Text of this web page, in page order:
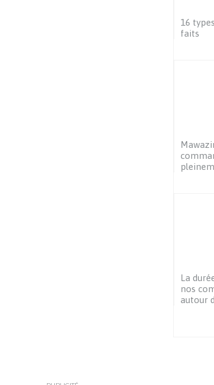
16
faits
La
nos
autour